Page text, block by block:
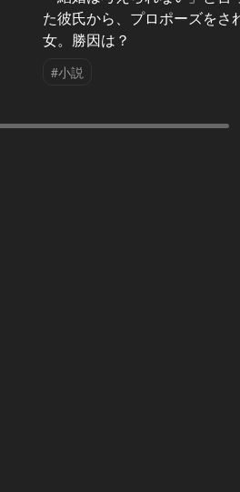
た彼氏から、プロポーズをさ
女。勝因は？
#小説